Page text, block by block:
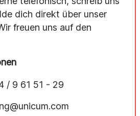
dich direkt über unser
freuen uns auf den
/ 9 61 51 - 29